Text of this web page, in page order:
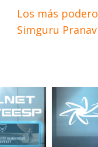
Los más
Simguru